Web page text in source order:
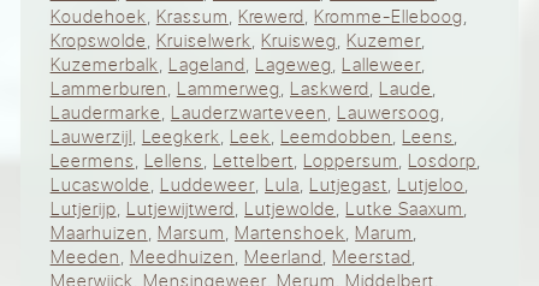
Koudehoek, Krassum, Krewerd,Kromme-Elleboog,
Kropswolde, Kruiselwerk,Kruisweg, Kuzemer,
Kuzemerbalk, Lageland, Lageweg, Lalleweer,
Lammerburen, Lammerweg, Laskwerd, Laude,
Laudermarke, Lauderzwarteveen, Lauwersoog,
Lauwerzijl, Leegkerk, Leek, Leemdobben, Leens,
Leermens, Lellens, Lettelbert, Loppersum, Losdorp,
Lucaswolde, Luddeweer, Lula, Lutjegast, Lutjeloo,
Lutjerijp, Lutjewijtwerd, Lutjewolde, Lutke Saaxum,
Maarhuizen, Marsum, Martenshoek, Marum,
Meeden, Meedhuizen, Meerland, Meerstad,
Meerwijck, Mensingeweer, Merum, Middelbert,